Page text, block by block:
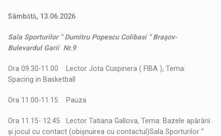
Sâmbǎtǎ, 13.06.2026
Sala Sporturilor “ Dumitru Popescu Colibasi “ Braşov-
Bulevardul Garii Nr.9
Ora 09.30-11.00 Lector Jota Cuspinera ( FIBA ), Tema:
Spacing in Basketball
Ora 11.00-11.15 Pauza
Ora 11.15- 12.45 Lector Tatiana Gallova, Tema: Bazele apărării
și jocul cu contact (obișnuirea cu contactul)Sala Sporturilor “